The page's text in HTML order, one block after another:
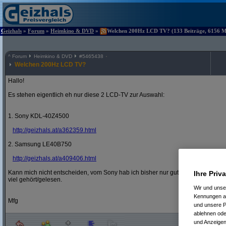
Geizhals » Forum » Heimkino & DVD » Welchen 200Hz LCD TV? (133 Beiträge, 6156
^ Forum Heimkino & DVD #5465438
Welchen 200Hz LCD TV?
Hallo!
Es stehen eigentlich eh nur diese 2 LCD-TV zur Auswahl:
1. Sony KDL-40Z4500
http://geizhals.at/a362359.html
2. Samsung LE40B750
http://geizhals.at/a409406.html
Kann mich nicht entscheiden, vom Sony hab ich bisher nur gutes gehört und
viel gehört/gelesen.
Mfg
Ihre
Wir und
Kennungen
und unsere
ablehnen
und